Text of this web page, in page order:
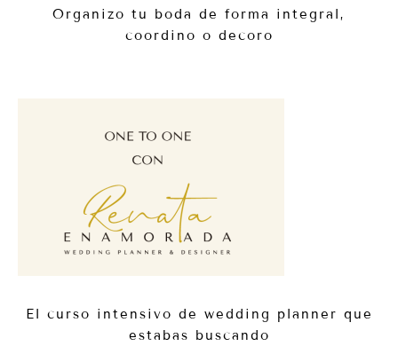
Organizo tu boda de forma integral,
coordino o decoro
El curso intensivo de wedding planner que
estabas buscando